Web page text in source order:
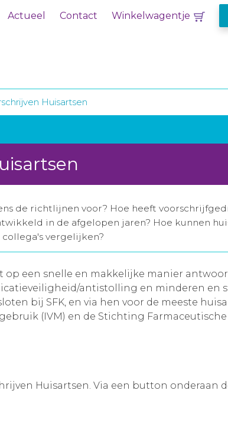
Actueel Contact Winkelwagentje
Huisartsen
de richtlijnen voor? Hoe heeft
in de afgelopen jaren? Hoe kunnen
vergelijken?
een snelle en makkelijke manier
antistolling en minderen en
bij SFK, en via hen voor de meeste
(IVM) en de Stichting Farmaceutische
Huisartsen. Via een button onderaan